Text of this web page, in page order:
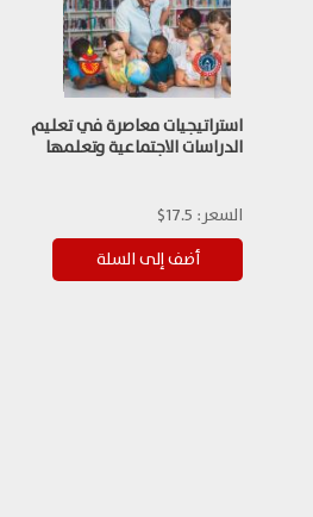
استراتيجيات معاصرة في تعليم
الدراسات الاجتماعية وتعلمها
السعر: 17.5$